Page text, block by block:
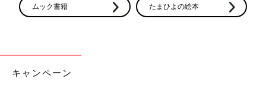
ムック書籍 たまひよの絵本
キャンペーン